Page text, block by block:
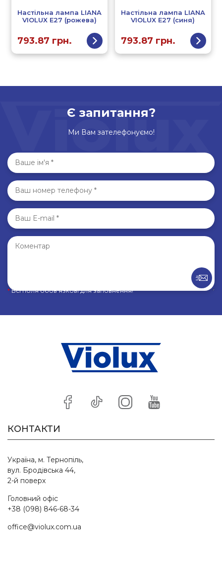
Настільна лампа LIANA
VIOLUX Е27 (рожева)
793.87 грн.
Настільна лампа LIANA
VIOLUX Е27 (синя)
793.87 грн.
Є запитання?
Ми Вам зателефонуємо!
*Всі поля обов’язкові для заповнення!
КОНТАКТИ
Україна, м. Тернопіль,
вул. Бродівська 44,
2-й поверх
Головний офіс
+38 (098) 846-68-34
office@violux.com.ua